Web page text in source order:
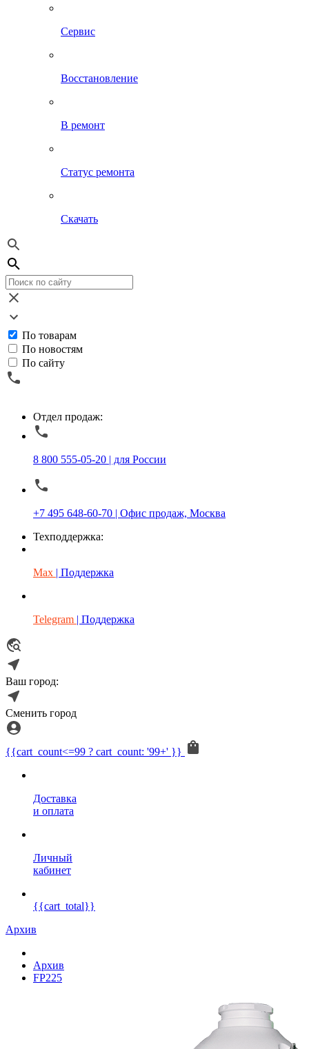
Сервис
Восстановление
В ремонт
Статус ремонта
Скачать
По товарам
По новостям
По сайту
Отдел продаж:
8 800 555-05-20 | для России
+7 495 648-60-70 | Офис продаж, Москва
Техподдержка:
Max | Поддержка
Telegram | Поддержка
Ваш город:
Сменить город
{{cart_count<=99 ? cart_count: '99+' }}
Доставка
и оплата
Личный
кабинет
{{cart_total}}
Архив
Архив
FP225